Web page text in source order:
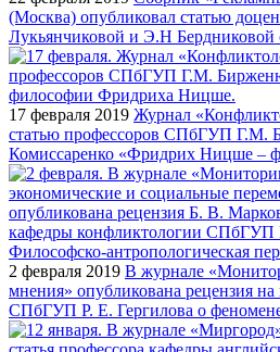
(Москва) опубликовал статью
Лукьянчиковой и Э.Н Бердниковой
17 февраля 2019 Журнал
статью профессоров СПбГУП Г.М.
Комиссаренко «Фридрих Ницше –
2 февраля 2019 В журнале
мнения» опубликована рецензия на
СПбГУП Р. Е. Гергилова о